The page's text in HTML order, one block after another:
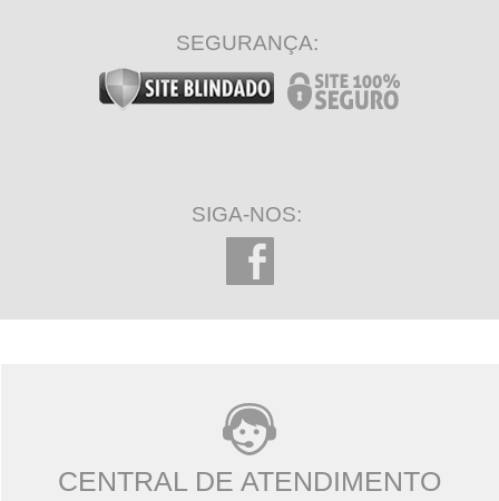
SEGURANÇA:
SIGA-NOS:
CENTRAL DE ATENDIMENTO